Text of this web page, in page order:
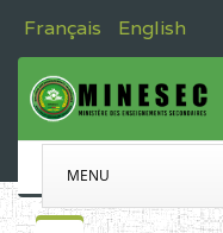
Français English
MENU